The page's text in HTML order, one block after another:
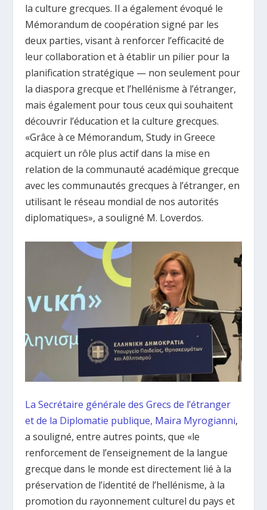
la culture grecques. Il a également évoqué le
Mémorandum de coopération signé par les
deux parties, visant à renforcer l’efficacité de
leur collaboration et à établir un pilier pour la
planification stratégique — non seulement pour
la diaspora grecque et l’hellénisme à l’étranger,
mais également pour tous ceux qui souhaitent
découvrir l’éducation et la culture grecques.
«Grâce à ce Mémorandum, Study in Greece
acquiert un rôle plus actif dans la mise en
relation de la communauté académique grecque
avec les communautés grecques à l’étranger, en
utilisant le réseau mondial de nos autorités
diplomatiques», a souligné M. Loverdos.
La Secrétaire générale des Grecs de l’étranger
et de la Diplomatie publique, Maira Myrogianni,
a souligné, entre autres points, que «le
renforcement de l’enseignement de la langue
grecque dans le monde est directement lié à la
préservation de l’identité de l’hellénisme, à la
promotion du rayonnement culturel du pays et